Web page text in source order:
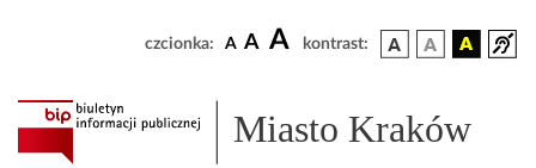
czcionka: A A A kontrast:
Miasto Kraków